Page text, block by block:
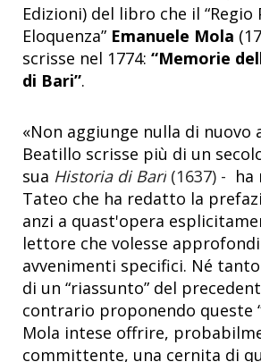
Edizioni) del libro che il “Regio
Eloquenza” Emanuele Mola
scrisse nel 1774: “Memorie
di Bari”.
«Non aggiunge nulla di nuovo
Beatillo scrisse più di un
sua Historia di Bari (1637) - ha
Tateo che ha redatto la
anzi a quast'opera
lettore che volesse
avvenimenti specifici. Né
di un “riassunto” del
contrario proponendo queste
Mola intese offrire,
committente, una cernita di